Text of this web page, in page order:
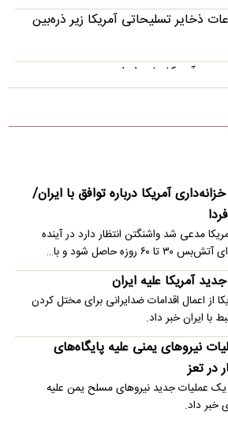
ذخایر تسلیحاتی آمریکا زیر ذره‌بین
آمریکا علیه ایران
در تعز
از میزان اثرگذاری توافق دفاعی ترکیه،
نماز بر پیکر ابوالقاسم قاسم زاده
خاتمی/ ظریف و همتی هم بودند
ترامپ جنگ ایران را برد
مکه چه زمانی فرا می‌رسد و ایران
به توافق مکه
ظرفیت پزشکی؛ وزارت بهداشت خواستار
آمریکا درباره توافق با ایران/
مدعی شد واشنگتن انتظار دارد در آینده
روزه حاصل شود و با…
آمریکا علیه ایران
از اعمال اقدامات ضدایرانی برای مختل کردن
با ایران خبر داد.
نیروهای یمنی علیه پایگاه‌های
در تعز
یک عملیات جدید نیروهای مسلح یمن علیه
خبر داد.